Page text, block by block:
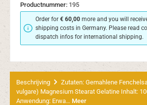
Productnummer: 195
Order for€ 60,00 more and you will
shipping costs in Germany. Please read
dispatch infos for international shipping.
Beschrijving
Zutaten: Gemahlene
vulgare) Magnesium Stearat Gelatine Inhalt:
Anwendung: Erwa… Meer